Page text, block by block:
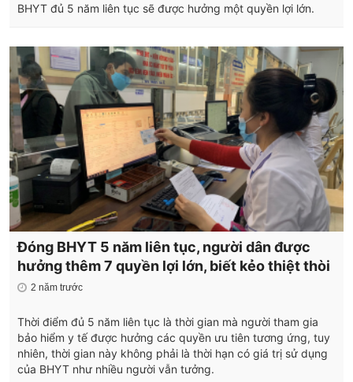
BHYT đủ 5 năm liên tục sẽ được hưởng một quyền lợi lớn.
Đóng BHYT 5 năm liên tục, người dân được
hưởng thêm 7 quyền lợi lớn, biết kẻo thiệt thòi
2 năm trước
Thời điểm đủ 5 năm liên tục là thời gian mà người tham gia
bảo hiểm y tế được hưởng các quyền ưu tiên tương ứng, tuy
nhiên, thời gian này không phải là thời hạn có giá trị sử dụng
của BHYT như nhiều người vẫn tưởng.